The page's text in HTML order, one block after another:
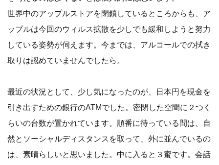
世界中のアップルストアを閉鎖しているところからも、ア
ップルは今回のウィルス拡散を少しでも緩和しようと努力
している姿勢が伺えます。今までは、アルコールでの拭き
取りは認めていませんでしたら。
最近の状況として、少し気になったのが、日本円を現金を
引き出すための銀行のATMでした。密閉した空間に２つく
らいの台数が置かれています。順番に待っている間は、自
然とソーシャルディスタンスを取って、外に並んでいるの
は、素晴らしいと思いました。中に入ると３蜜です。会話